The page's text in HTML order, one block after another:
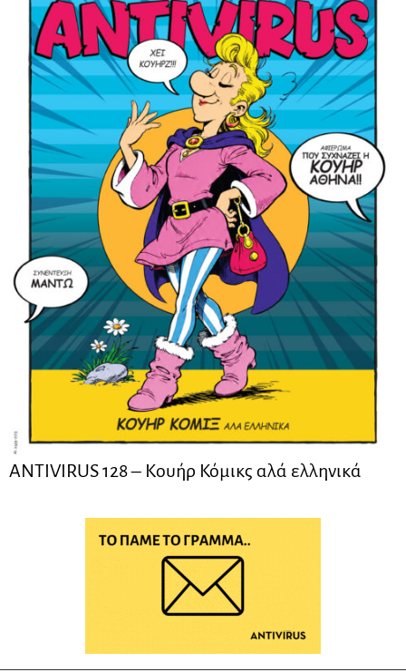
ANTIVIRUS 128 – Kουήρ Κόμικς αλά ελληνικά